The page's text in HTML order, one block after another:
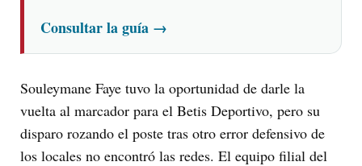
Consultar la guía →
Souleymane Faye tuvo la oportunidad de darle la
vuelta al marcador para el Betis Deportivo, pero su
disparo rozando el poste tras otro error defensivo de
los locales no encontró las redes. El equipo filial del